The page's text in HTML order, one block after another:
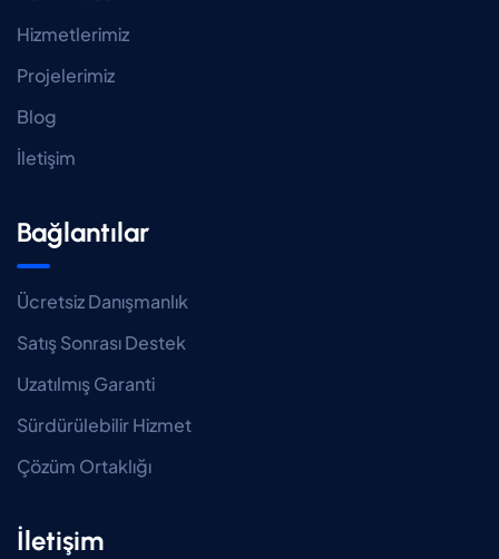
Hizmetlerimiz
Projelerimiz
Blog
İletişim
Bağlantılar
Ücretsiz Danışmanlık
Satış Sonrası Destek
Uzatılmış Garanti
Sürdürülebilir Hizmet
Çözüm Ortaklığı
İletişim